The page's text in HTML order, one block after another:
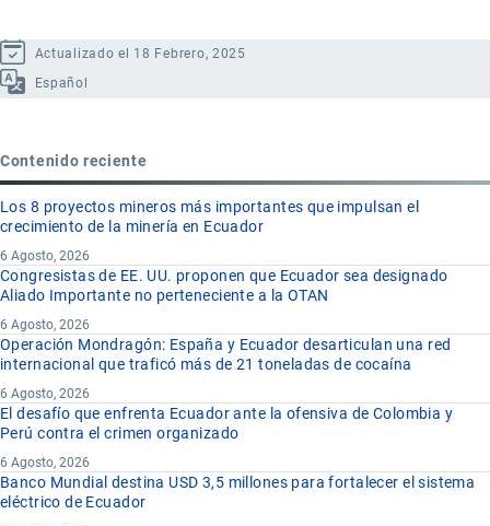
Actualizado el 18 Febrero, 2025
Español
Contenido reciente
Los 8 proyectos mineros más importantes que impulsan el
crecimiento de la minería en Ecuador
6 Agosto, 2026
Congresistas de EE. UU. proponen que Ecuador sea designado
Aliado Importante no perteneciente a la OTAN
6 Agosto, 2026
Operación Mondragón: España y Ecuador desarticulan una red
internacional que traficó más de 21 toneladas de cocaína
6 Agosto, 2026
El desafío que enfrenta Ecuador ante la ofensiva de Colombia y
Perú contra el crimen organizado
6 Agosto, 2026
Banco Mundial destina USD 3,5 millones para fortalecer el sistema
eléctrico de Ecuador